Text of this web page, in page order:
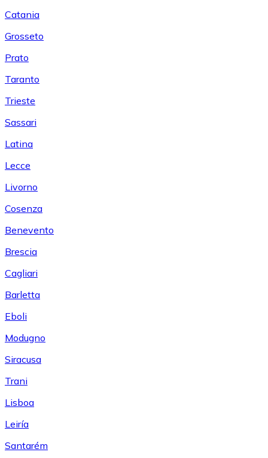
Catania
Grosseto
Prato
Taranto
Trieste
Sassari
Latina
Lecce
Livorno
Cosenza
Benevento
Brescia
Cagliari
Barletta
Eboli
Modugno
Siracusa
Trani
Lisboa
Leiría
Santarém